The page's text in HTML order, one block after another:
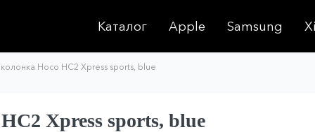
Каталог Apple Samsung
Hoco HC2 Xpress sports, blue
Xpress sports, blue